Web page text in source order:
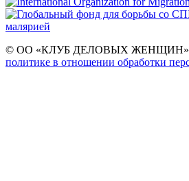
© ОО «КЛУБ ДЕЛОВЫХ
политике в отношении обработки